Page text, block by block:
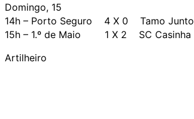
Domingo, 15
14h – Porto Seguro 4 X 0 Tamo Junto
15h – 1.º de Maio 1 X 2 SC Casinha
Artilheiro